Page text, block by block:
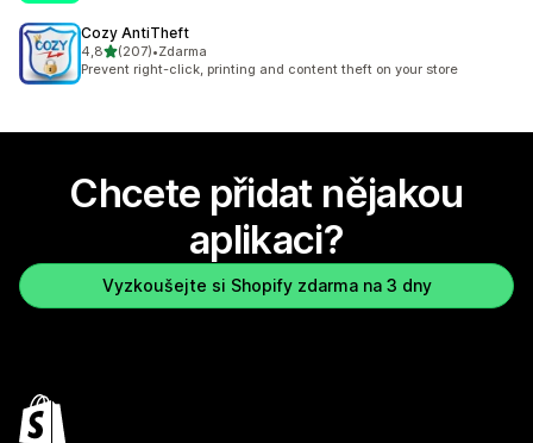
Cozy AntiTheft
4,8z 5 hvězd
(207)
Celkový počet recenzí: 207
•Zdarma
Prevent right-click, printing and content theft on your store
Chcete přidat nějakou
aplikaci?
Vyzkoušejte si Shopify zdarma na 3 dny